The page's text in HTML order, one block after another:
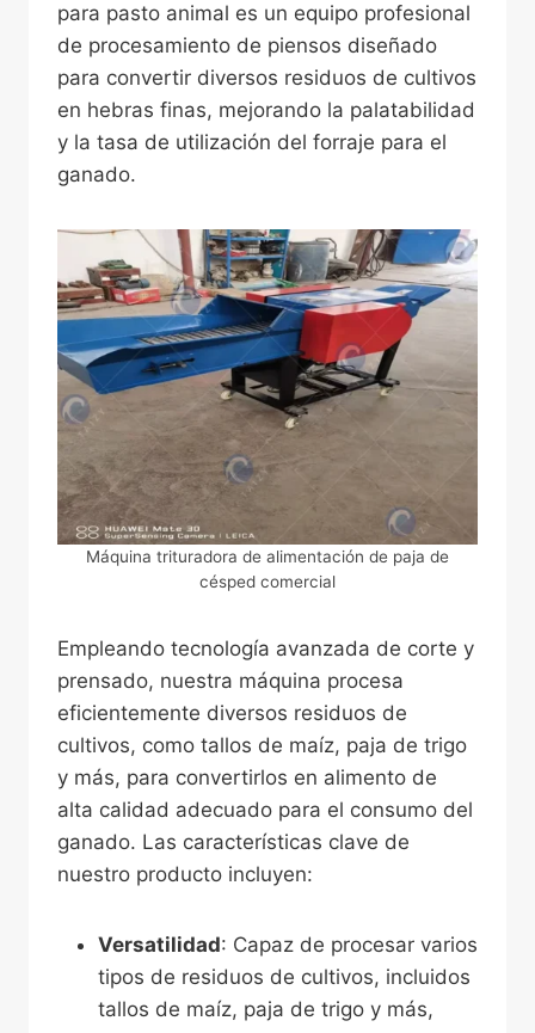
para pasto animal es un equipo profesional
de procesamiento de piensos diseñado
para convertir diversos residuos de cultivos
en hebras finas, mejorando la palatabilidad
y la tasa de utilización del forraje para el
ganado.
Máquina trituradora de alimentación de paja de
césped comercial
Empleando tecnología avanzada de corte y
prensado, nuestra máquina procesa
eficientemente diversos residuos de
cultivos, como tallos de maíz, paja de trigo
y más, para convertirlos en alimento de
alta calidad adecuado para el consumo del
ganado. Las características clave de
nuestro producto incluyen:
Versatilidad: Capaz de procesar varios
tipos de residuos de cultivos, incluidos
tallos de maíz, paja de trigo y más,